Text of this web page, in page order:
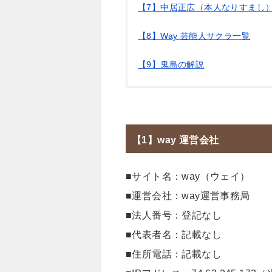
【7】中居正広（本人なりすまし
【8】Way 芸能人サクラ一覧
【9】鬼島の解説
【1】way 運営会社
■サイト名：way（ウェイ）
■運営会社：way運営事務局
■法人番号：登記なし
■代表者名：記載なし
■住所電話：記載なし